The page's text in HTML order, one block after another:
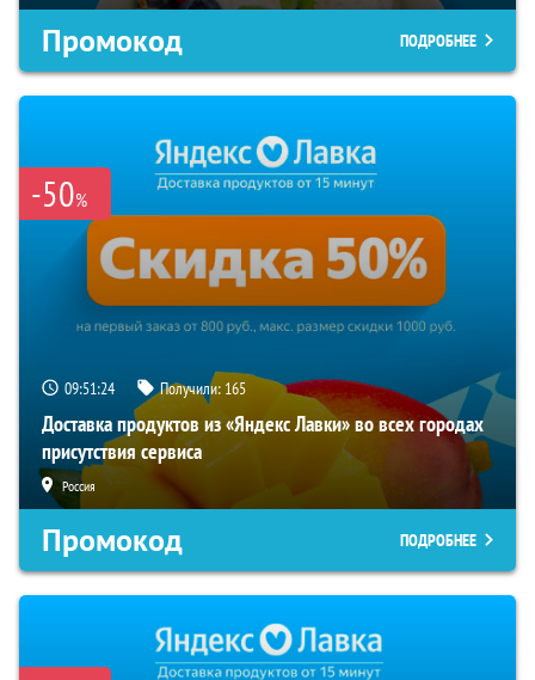
Промокод ПОДРОБНЕЕ
-50%
09:51:23 Получили: 165
Доставка продуктов из «Яндекс Лавки» во всех городах
присутствия сервиса
Россия
Промокод ПОДРОБНЕЕ